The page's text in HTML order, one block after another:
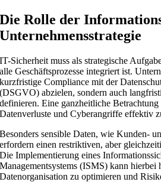
Die Rolle der
Unternehmensstrategie
IT-Sicherheit muss als strategische
alle Geschäftsprozesse integriert ist.
kurzfristige Compliance mit der
(DSGVO) abzielen, sondern auch
definieren. Eine ganzheitliche
Datenverluste und Cyberangriffe effektiv
Besonders sensible Daten, wie Kunden-
erfordern einen restriktiven, aber
Die Implementierung eines
Managementsystems (ISMS) kann hierbei
Datenorganisation zu optimieren und